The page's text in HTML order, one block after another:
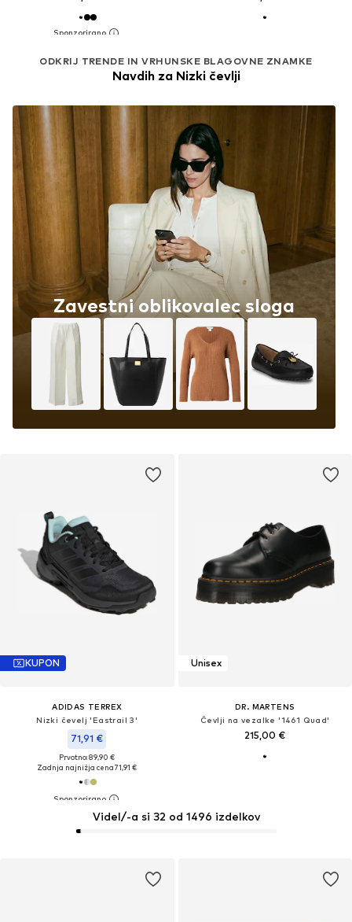
KUPON
ADIDAS TERREX
Nizki čevelj 'Eastrail 3'
71,91 €
Prvotno: 89,90 €
Zadnja najnižja cena71,91 €
ODKRIJ TRENDE IN VRHUNSKE BLAGOVNE ZNAMKE
Navdih za Nizki čevlji
Zavestni oblikovalec sloga
Unisex
DR. MARTENS
Čevlji na vezalke '1461 Quad'
215,00 €
Videl/-a si 32 od 1496 izdelkov